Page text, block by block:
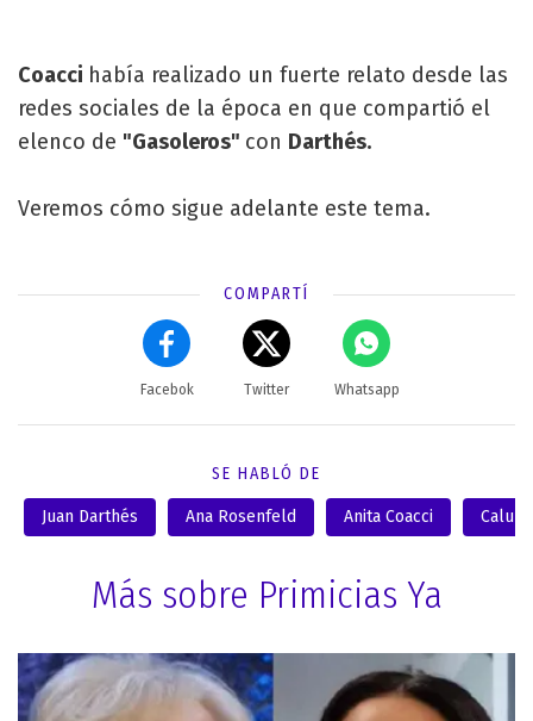
Coacci había realizado un fuerte relato desde las
redes sociales de la época en que compartió el
elenco de "Gasoleros" con Darthés.
Veremos cómo sigue adelante este tema.
COMPARTÍ
Facebok Twitter Whatsapp
SE HABLÓ DE
Juan Darthés Ana Rosenfeld Anita Coacci Calu
Más sobre Primicias Ya